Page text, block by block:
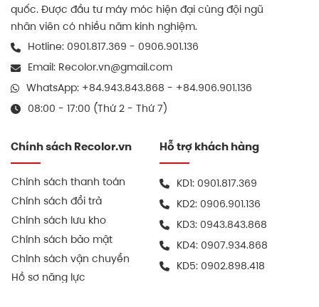
quốc. Được đầu tư máy móc hiện đại cùng đội ngũ
nhân viên có nhiều năm kinh nghiệm.
Hotline: 0901.817.369 - 0906.901.136
Email: Recolor.vn@gmail.com
WhatsApp: +84.943.843.868 - +84.906.901.136
08:00 - 17:00 (Thứ 2 - Thứ 7)
Chính sách Recolor.vn
Chính sách thanh toán
Chính sách đổi trả
Chính sách lưu kho
Chính sách bảo mật
Chính sách vận chuyển
Hồ sơ năng lực
Hỗ trợ khách hàng
KD1: 0901.817.369
KD2: 0906.901.136
KD3: 0943.843.868
KD4: 0907.934.868
KD5: 0902.898.418